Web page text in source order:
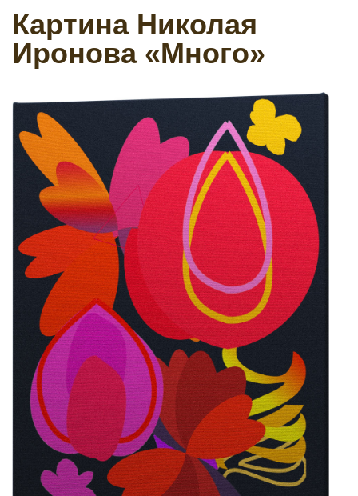
Картина Николая
Иронова «Много»